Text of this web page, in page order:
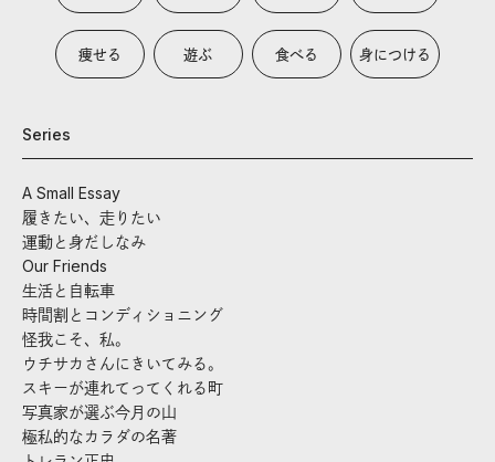
痩せる 遊ぶ 食べる 身につける
Series
A Small Essay
履きたい、走りたい
運動と身だしなみ
Our Friends
生活と自転車
時間割とコンディショニング
怪我こそ、私。
ウチサカさんにきいてみる。
スキーが連れてってくれる町
写真家が選ぶ今月の山
極私的なカラダの名著